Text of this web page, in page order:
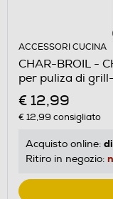
ACCESSORI CUCINA
CHAR-BROIL -
per puliza di
€ 12,99
€ 12,99 consigliato
Acquisto online:
Ritiro in negozio: